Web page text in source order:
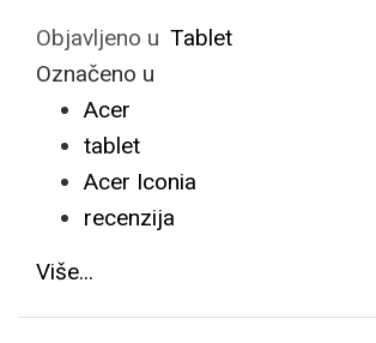
Objavljeno u Tablet
Označeno u
Acer
tablet
Acer Iconia
recenzija
Više...